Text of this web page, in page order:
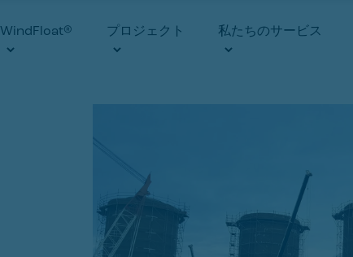
WindFloat® プロジェクト 私たちのサービス